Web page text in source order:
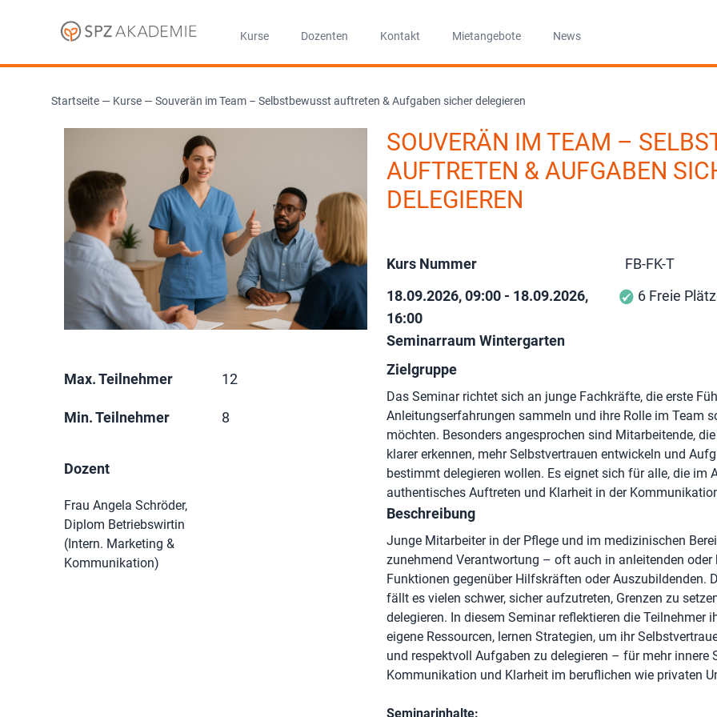
Kurse Dozenten Kontakt Mietangebote News
Startseite — Kurse — Souverän im Team – Selbstbewusst auftreten & Aufgaben sicher delegieren
Max. Teilnehmer 12
Min. Teilnehmer 8
Dozent
Frau Angela Schröder,
Diplom Betriebswirtin
(Intern. Marketing &
Kommunikation)
SOUVERÄN IM TEAM –
AUFTRETEN & AUFGABEN
DELEGIEREN
Kurs Nummer
FB-FK-T
18.09.2026, 09:00 - 18.09.2026,
16:00
Seminarraum Wintergarten
6 Freie
Zielgruppe
Das Seminar richtet sich an junge Fachkräfte, die erste
Anleitungserfahrungen sammeln und ihre Rolle im Team
möchten. Besonders angesprochen sind Mitarbeitende,
klarer erkennen, mehr Selbstvertrauen entwickeln und
bestimmt delegieren wollen. Es eignet sich für alle, die im
authentisches Auftreten und Klarheit in der
Beschreibung
Junge Mitarbeiter in der Pflege und im medizinischen
zunehmend Verantwortung – oft auch in anleitenden oder
Funktionen gegenüber Hilfskräften oder Auszubildenden.
fällt es vielen schwer, sicher aufzutreten, Grenzen zu
delegieren. In diesem Seminar reflektieren die Teilnehmer
eigene Ressourcen, lernen Strategien, um ihr
und respektvoll Aufgaben zu delegieren – für mehr innere
Kommunikation und Klarheit im beruflichen wie privaten
Seminarinhalte: